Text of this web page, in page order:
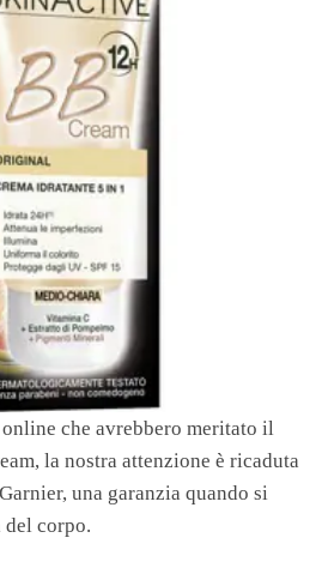
che avrebbero meritato il
la nostra attenzione è ricaduta
una garanzia quando si
del corpo.